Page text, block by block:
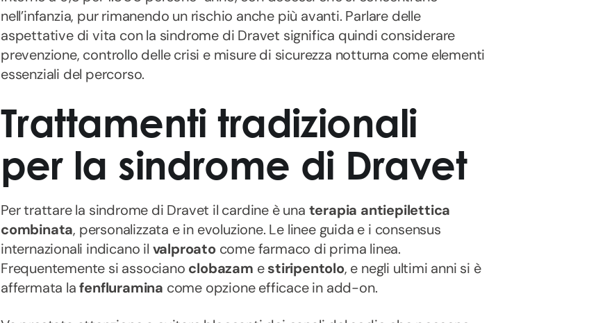
nell’infanzia, pur rimanendo un rischio anche più avanti. Parlare delle
aspettative di vita con la sindrome di Dravet significa quindi considerare
prevenzione, controllo delle crisi e misure di sicurezza notturna come elementi
essenziali del percorso.
Trattamenti tradizionali
per la sindrome di Dravet
Per trattare la sindrome di Dravet il cardine è una terapia antiepilettica
combinata, personalizzata e in evoluzione. Le linee guida e i consensus
internazionali indicano il valproatocome farmaco di prima linea.
Frequentemente si associano clobazam estiripentolo, e negli ultimi anni si è
affermata lafenfluramina come opzione efficace in add-on.